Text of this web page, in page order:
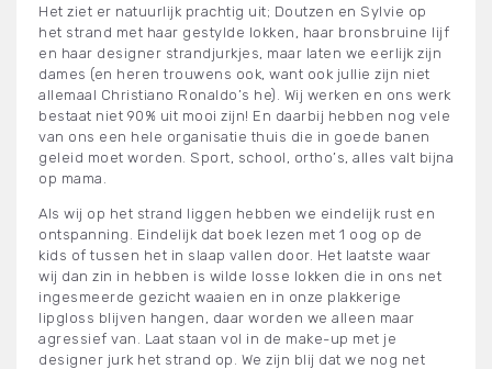
Het ziet er natuurlijk prachtig uit; Doutzen en Sylvie op
het strand met haar gestylde lokken, haar bronsbruine lijf
en haar designer strandjurkjes, maar laten we eerlijk zijn
dames (en heren trouwens ook, want ook jullie zijn niet
allemaal Christiano Ronaldo’s he). Wij werken en ons werk
bestaat niet 90% uit mooi zijn! En daarbij hebben nog vele
van ons een hele organisatie thuis die in goede banen
geleid moet worden. Sport, school, ortho’s, alles valt bijna
op mama.
Als wij op het strand liggen hebben we eindelijk rust en
ontspanning. Eindelijk dat boek lezen met 1 oog op de
kids of tussen het in slaap vallen door. Het laatste waar
wij dan zin in hebben is wilde losse lokken die in ons net
ingesmeerde gezicht waaien en in onze plakkerige
lipgloss blijven hangen, daar worden we alleen maar
agressief van. Laat staan vol in de make-up met je
designer jurk het strand op. We zijn blij dat we nog net